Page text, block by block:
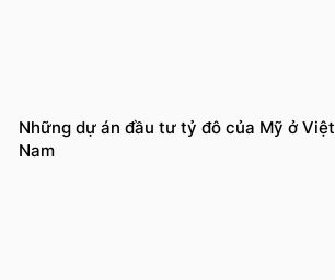
Những dự án đầu tư tỷ đô của Mỹ ở Việt
Nam